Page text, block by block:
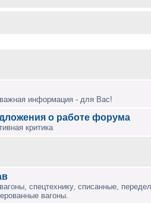
информация - для Вас!
о работе форума
критика
спецтехнику, списанные,
вагоны.